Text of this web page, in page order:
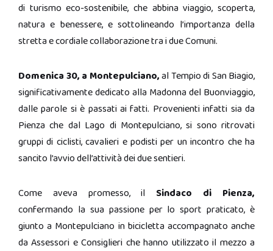
di turismo eco-sostenibile, che abbina viaggio, scoperta,
natura e benessere, e sottolineando l’importanza della
stretta e cordiale collaborazione tra i due Comuni.
Domenica 30, a Montepulciano,al Tempio di San Biagio,
significativamente dedicato alla Madonna del Buonviaggio,
dalle parole si è passati ai fatti. Provenienti infatti sia da
Pienza che dal Lago di Montepulciano, si sono ritrovati
gruppi di ciclisti, cavalieri e podisti per un incontro che ha
sancito l’avvio dell’attività dei due sentieri.
Come aveva promesso, il Sindaco di Pienza,
confermando la sua passione per lo sport praticato, è
giunto a Montepulciano in bicicletta accompagnato anche
da Assessori e Consiglieri che hanno utilizzato il mezzo a